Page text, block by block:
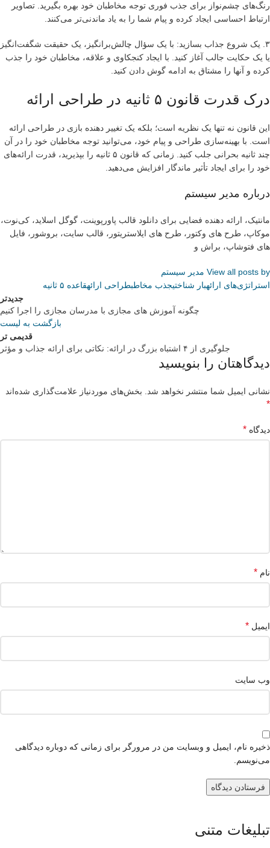
رنگ‌های چشم‌نواز برای جذب فوری توجه مخاطبان خود بهره بگیرید. تصاویر
ارتباط احساسی ایجاد کرده و پیام شما را به یاد ماندنی‌تر می‌کنند.
۳. یک شروع جذاب بسازید: با یک سؤال چالش‌برانگیز، یک حقیقت شگفت‌انگیز
یا یک حکایت جالب آغاز کنید. با ایجاد کنجکاوی و علاقه، مخاطبان خود را جذب
کرده و آنها را مشتاق به ادامه گوش دادن کنید.
درک قدرت قانون ۵ ثانیه در طراحی ارائه
این قانون نه تنها یک نظریه است؛ بلکه یک تغییر دهنده بازی در طراحی ارائه
است. با بهینه‌سازی طراحی و پیام خود، می‌توانید توجه مخاطبان خود را در آن
چند ثانیه بحرانی جلب کنید. زمانی که قانون ۵ ثانیه را بپذیرید، قدرت ارائه‌های
خود را برای ایجاد تأثیر ماندگار افزایش می‌دهید.
درباره مدیر سیستم
مانتیک، ارائه دهنده فضایی برای دانلود قالب پاورپوینت، گوگل اسلاید، کی‌نوت،
موکاپ، طرح های وکتور، طرح های ایلاستریتور، قالب سایت، بروشور، فایل
های فتوشاپ، براش و
View all posts by مدیر سیستم
استراتژی‌های ارائهبار شناختیجذب مخاطبطراحی ارائهقاعده ۵ ثانیه
جدیدتر
چگونه آموزش های مجازی با مدرسان مجازی را اجرا کنیم
بازگشت به لیست
قدیمی تر
جلوگیری از ۴ اشتباه بزرگ در ارائه: نکاتی برای ارائه جذاب و مؤثر
دیدگاهتان را بنویسید
نشانی ایمیل شما منتشر نخواهد شد. بخش‌های موردنیاز علامت‌گذاری شده‌اند
*
دیدگاه *
نام *
ایمیل *
وب‌ سایت
ذخیره نام، ایمیل و وبسایت من در مرورگر برای زمانی که دوباره دیدگاهی
می‌نویسم.
تبلیغات متنی